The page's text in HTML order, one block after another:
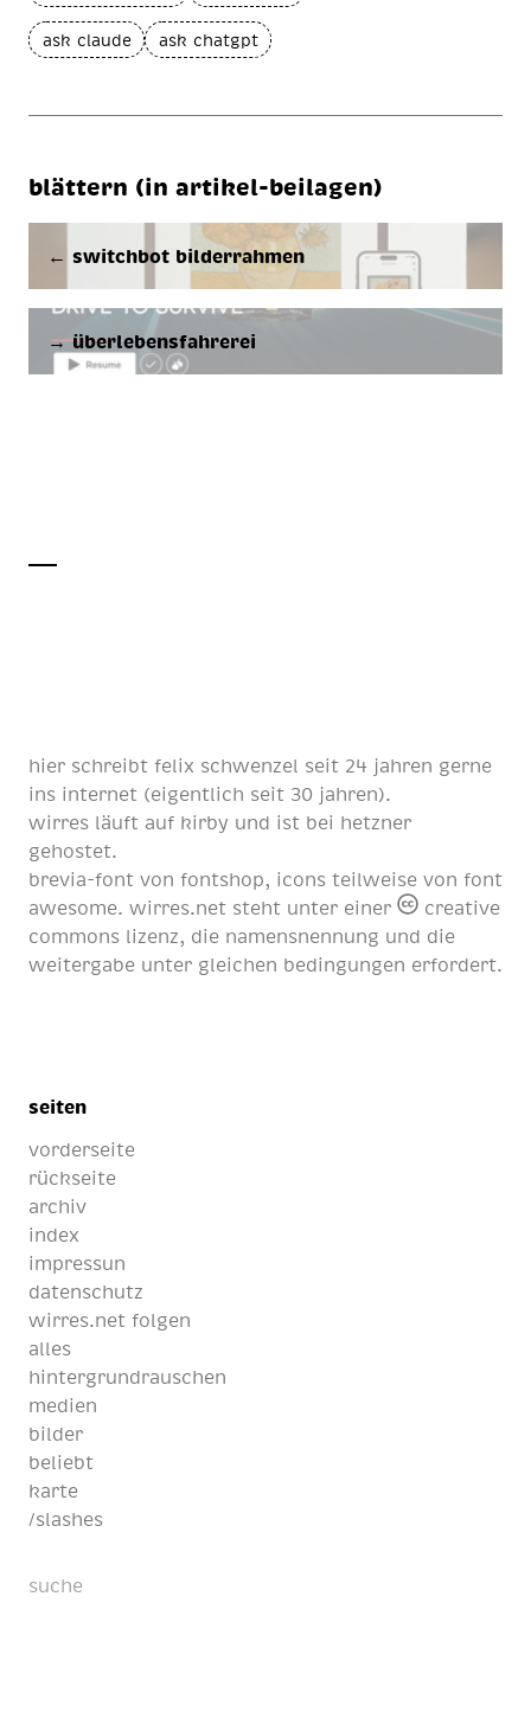
ask claude ask chatgpt
blättern (in artikel-beilagen)
← switchbot bilderrahmen
→ überlebensfahrerei
hier schreibt felix schwenzel seit 24 jahren gerne
ins internet (eigentlich seit 30 jahren).
wirres läuft auf kirby und ist bei hetzner
gehostet.
brevia-font von fontshop, icons teilweise von font
awesome. wirres.net steht unter einer
creative
commons lizenz, die namensnennung und die
weitergabe unter gleichen bedingungen erfordert.
seiten
vorderseite
rückseite
archiv
index
impressun
datenschutz
wirres.net folgen
alles
hintergrundrauschen
medien
bilder
beliebt
karte
/slashes